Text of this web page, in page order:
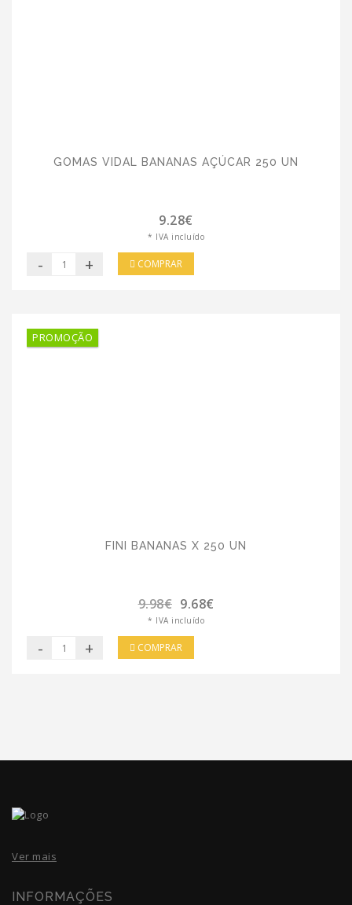
GOMAS VIDAL BANANAS AÇÚCAR 250 UN
9.28€
* IVA incluído
- + COMPRAR
PROMOÇÃO
FINI BANANAS X 250 UN
9.98€ 9.68€
* IVA incluído
- + COMPRAR
Ver mais
INFORMAÇÕES